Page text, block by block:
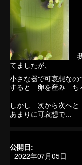
てましたが、
小さな器で可哀想な
すると 卵を産み ち
しかし 次から次へ
あまりに
公開日:
2022年07月05日